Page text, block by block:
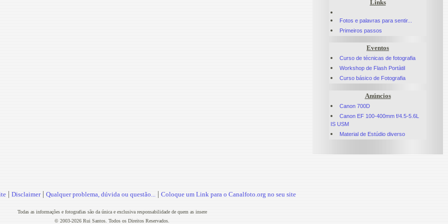
Links
Fotos e palavras para sentir...
Primeiros passos
Eventos
Curso de técnicas de fotografia
Workshop de Flash Portàtil
Curso básico de Fotografia
Anúncios
Canon 700D
Canon EF 100-400mm f/4.5-5.6L
IS USM
Material de Estúdio diverso
| Disclaimer| Qualquer problema, dúvida ou questão... | Coloque um Link para o Canalfoto.org no seu site
Todas as informações e fotografias são da única e exclusiva responsabilidade de quem as insere
© 2003-2026 Rui Santos. Todos os Direitos Reservados.